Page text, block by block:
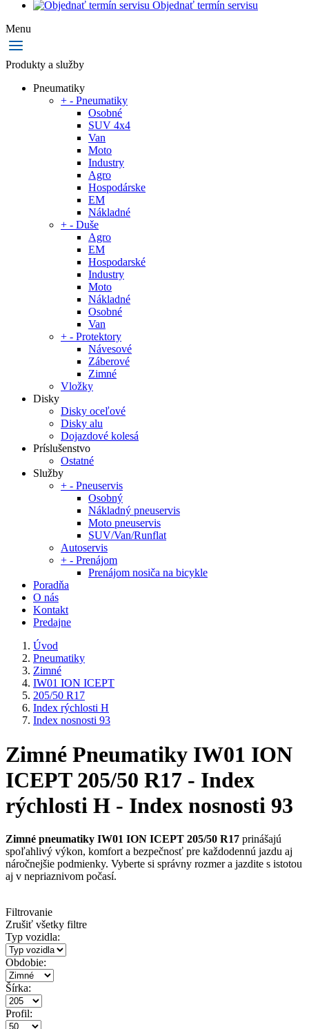
Objednať termín servisu
Menu
Produkty a služby
Pneumatiky
+ - Pneumatiky
Osobné
SUV 4x4
Van
Moto
Industry
Agro
Hospodárske
EM
Nákladné
+ - Duše
Agro
EM
Hospodarské
Industry
Moto
Nákladné
Osobné
Van
+ - Protektory
Návesové
Záberové
Zimné
Vložky
Disky
Disky oceľové
Disky alu
Dojazdové kolesá
Príslušenstvo
Ostatné
Služby
+ - Pneuservis
Osobný
Nákladný pneuservis
Moto pneuservis
SUV/Van/Runflat
Autoservis
+ - Prenájom
Prenájom nosiča na bicykle
Poradňa
O nás
Kontakt
Predajne
Úvod
Pneumatiky
Zimné
IW01 ION ICEPT
205/50 R17
Index rýchlosti H
Index nosnosti 93
Zimné Pneumatiky IW01 ION
ICEPT 205/50 R17 - Index
rýchlosti H - Index nosnosti 93
Zimné pneumatiky IW01 ION ICEPT 205/50 R17 prinášajú
spoľahlivý výkon, komfort a bezpečnosť pre každodennú jazdu aj
náročnejšie podmienky. Vyberte si správny rozmer a jazdite s istotou
aj v nepriaznivom počasí.
Filtrovanie
Zrušiť všetky filtre
Typ vozidla:
Obdobie:
Šírka:
Profil: